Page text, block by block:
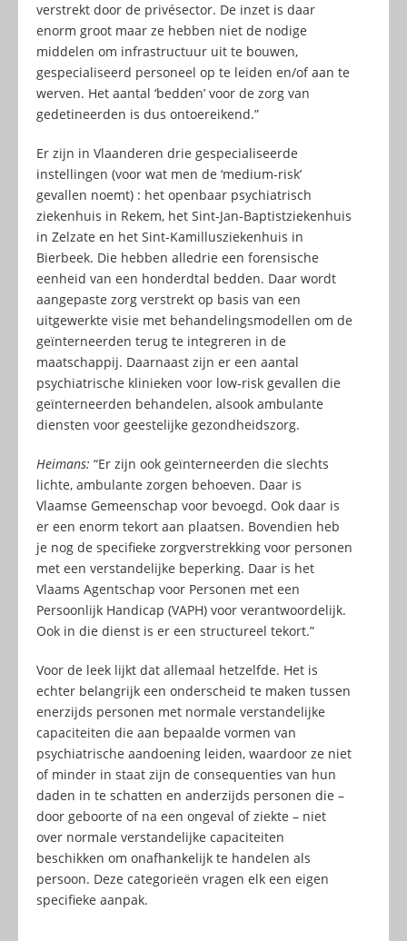
verstrekt door de privésector. De inzet is daar
enorm groot maar ze hebben niet de nodige
middelen om infrastructuur uit te bouwen,
gespecialiseerd personeel op te leiden en/of aan te
werven. Het aantal ‘bedden’ voor de zorg van
gedetineerden is dus ontoereikend.”
Er zijn in Vlaanderen drie gespecialiseerde
instellingen (voor wat men de ‘medium-risk’
gevallen noemt) : het openbaar psychiatrisch
ziekenhuis in Rekem, het Sint-Jan-Baptistziekenhuis
in Zelzate en het Sint-Kamillusziekenhuis in
Bierbeek. Die hebben alledrie een forensische
eenheid van een honderdtal bedden. Daar wordt
aangepaste zorg verstrekt op basis van een
uitgewerkte visie met behandelingsmodellen om de
geïnterneerden terug te integreren in de
maatschappij. Daarnaast zijn er een aantal
psychiatrische klinieken voor low-risk gevallen die
geïnterneerden behandelen, alsook ambulante
diensten voor geestelijke gezondheidszorg.
Heimans: “Er zijn ook geïnterneerden die slechts
lichte, ambulante zorgen behoeven. Daar is
Vlaamse Gemeenschap voor bevoegd. Ook daar is
er een enorm tekort aan plaatsen. Bovendien heb
je nog de specifieke zorgverstrekking voor personen
met een verstandelijke beperking. Daar is het
Vlaams Agentschap voor Personen met een
Persoonlijk Handicap (VAPH) voor verantwoordelijk.
Ook in die dienst is er een structureel tekort.”
Voor de leek lijkt dat allemaal hetzelfde. Het is
echter belangrijk een onderscheid te maken tussen
enerzijds personen met normale verstandelijke
capaciteiten die aan bepaalde vormen van
psychiatrische aandoening leiden, waardoor ze niet
of minder in staat zijn de consequenties van hun
daden in te schatten en anderzijds personen die –
door geboorte of na een ongeval of ziekte – niet
over normale verstandelijke capaciteiten
beschikken om onafhankelijk te handelen als
persoon. Deze categorieën vragen elk een eigen
specifieke aanpak.